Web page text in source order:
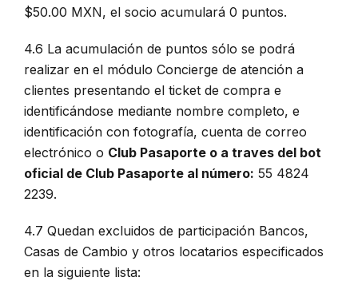
$50.00 MXN, el socio acumulará 0 puntos.
4.6 La acumulación de puntos sólo se podrá
realizar en el módulo Concierge de atención a
clientes presentando el ticket de compra e
identificándose mediante nombre completo, e
identificación con fotografía, cuenta de correo
electrónico o Club Pasaporte o a traves del bot
oficial de Club Pasaporte al número: 55 4824
2239.
4.7 Quedan excluidos de participación Bancos,
Casas de Cambio y otros locatarios especificados
en la siguiente lista: